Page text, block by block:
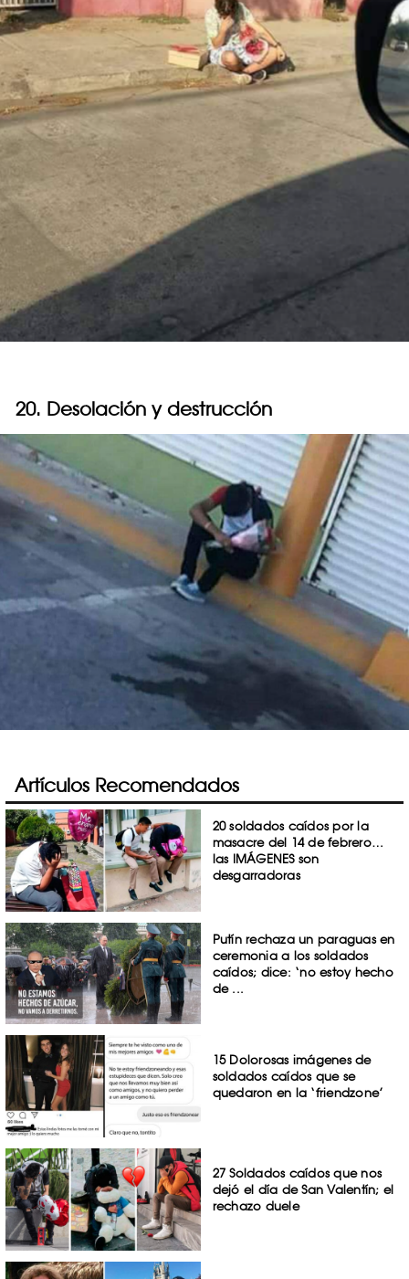
20. Desolación y destrucción
Artículos Recomendados
20 soldados caídos por la
masacre del 14 de febrero…
las IMÁGENES son
desgarradoras
Putín rechaza un paraguas en
ceremonia a los soldados
caídos; dice: ‘no estoy hecho
de ...
15 Dolorosas imágenes de
soldados caídos que se
quedaron en la ‘friendzone’
27 Soldados caídos que nos
dejó el día de San Valentín; el
rechazo duele